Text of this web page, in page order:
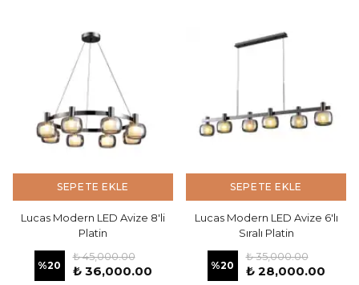
SEPETE EKLE
Lucas Modern LED Avize 8'li
Platin
%20
₺ 45,000.00
₺ 36,000.00
SEPETE EKLE
Lucas Modern LED Avize 6'lı
Sıralı Platin
%20
₺ 35,000.00
₺ 28,000.00